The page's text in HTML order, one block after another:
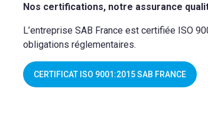
Nos certifications, notre assurance
L’entreprise SAB France est certifiée ISO
obligations réglementaires.
CERTIFICAT ISO 9001:2015 SAB FRANCE